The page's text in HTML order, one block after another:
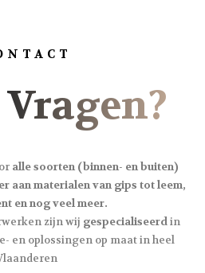
Vragen?
alle soorten (binnen- en buiten)
aan materialen van gips tot leem,
en nog veel meer.
zijn wij gespecialiseerdin
en oplossingen op maat in heel